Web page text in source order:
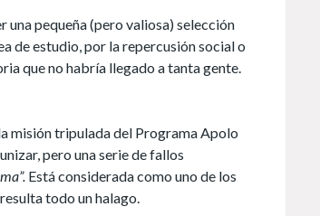
una pequeña (pero valiosa) selección
de estudio, por la repercusión social o
que no habría llegado a tanta gente.
misión tripulada del Programa Apolo
pero una serie de fallos
Está considerada como uno de los
todo un halago.